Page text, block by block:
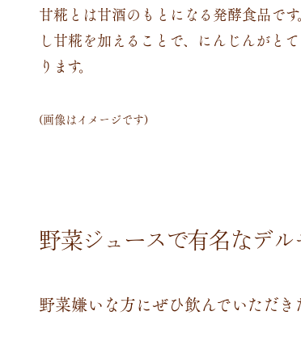
甘糀とは甘酒のもとになる発酵食品で
し甘糀を加えることで、にんじんがと
ります。
(画像はイメージです)
野菜ジュースで有名なデ
野菜嫌いな方にぜひ飲んでいただき